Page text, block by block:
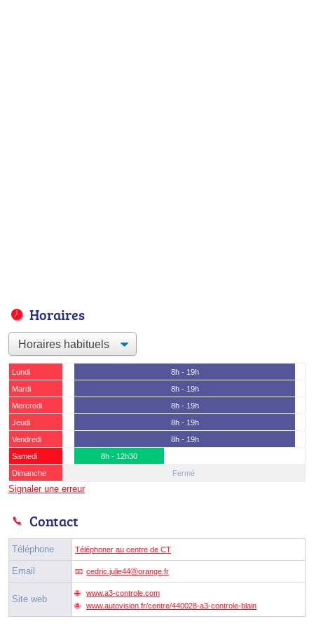
Horaires
Lundi
8h - 19h
Mardi
8h - 19h
Mercredi
8h - 19h
Jeudi
8h - 19h
Vendredi
8h - 19h
Samedi
8h - 12h30
Dimanche
Fermé
Signaler une erreur
Contact
Téléphone Téléphoner au centre de CT
Email cedric.julie44ⓐorange.fr
Site web
www.a3-controle.com
www.autovision.fr/centre/440028-a3-controle-blain